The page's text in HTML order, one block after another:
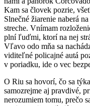
Kam sa človek pozrie,
Slnečné žiarenie naberá
streche. Vnímam
plní ľuďmi, ktorí na nej
Vľavo odo mňa sa
viditeľné policajné autá
v poriadku, ide o vec
O Riu sa hovorí, čo sa
samozrejme aj pravdivé,
nerozumiem tomu, prečo